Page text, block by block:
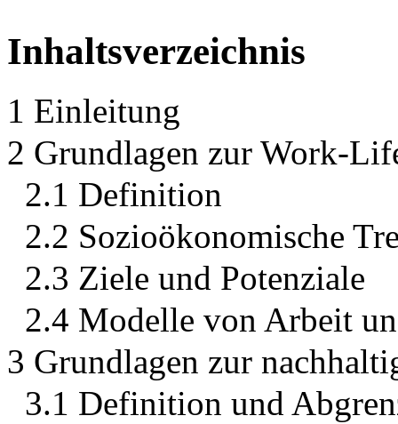
Inhaltsverzeichnis
1 Einleitung
2 Grundlagen zur Work-
2.1 Definition
2.2 Sozioökonomische
2.3 Ziele und Potenziale
2.4 Modelle von Arbeit
3 Grundlagen zur
3.1 Definition und